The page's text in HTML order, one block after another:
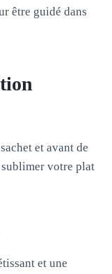
être guidé dans
et avant de
votre plat
et une